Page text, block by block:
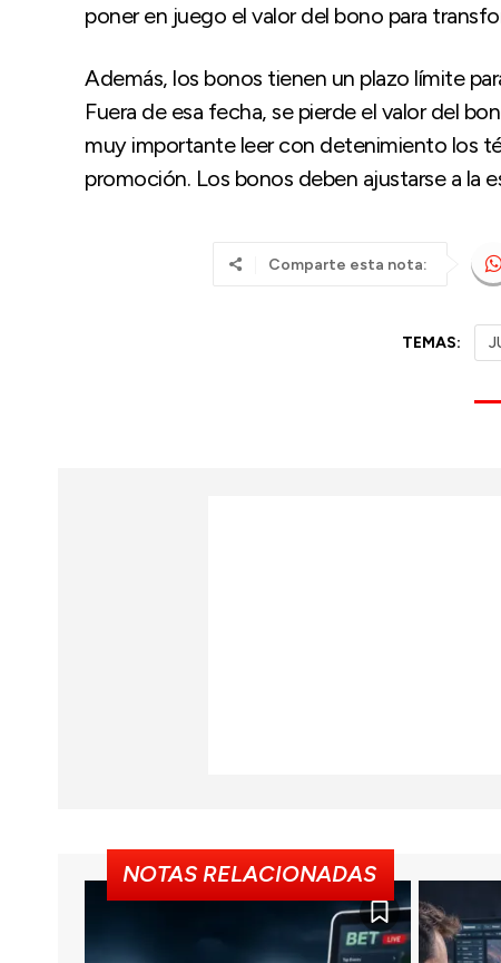
poner en juego el valor del bono para
Además, los bonos tienen un plazo límite
Fuera de esa fecha, se pierde el valor del
muy importante leer con detenimiento los
promoción. Los bonos deben ajustarse a la
Comparte esta nota:
TEMAS:
NOTAS RELACIONADAS